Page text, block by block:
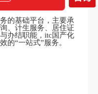
的基础平台，主要承
、计生服务、居住证
办结职能，itc国产化
的“一站式”服务。